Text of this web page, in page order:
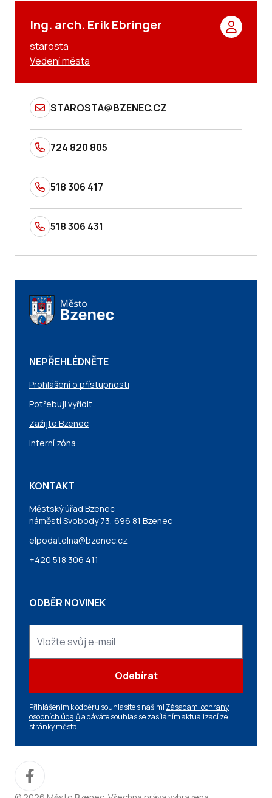
Ing. arch. Erik Ebringer
starosta
Vedení města
STAROSTA@BZENEC.CZ
724 820 805
518 306 417
518 306 431
NEPŘEHLÉDNĚTE
Prohlášení o přístupnosti
Potřebuji vyřídit
Zažijte Bzenec
Interní zóna
KONTAKT
Městský úřad Bzenec
náměstí Svobody 73, 696 81 Bzenec
elpodatelna@bzenec.cz
+420 518 306 411
ODBĚR NOVINEK
Odebírat
Přihlášením k odběru souhlasíte s našimi Zásadami ochrany
osobních údajůa dáváte souhlas se zasíláním aktualizací ze
stránky města.